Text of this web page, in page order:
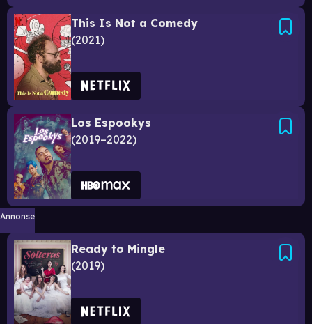
This Is Not a Comedy
2021
Los Espookys
2019–2022
Annonse
Ready to Mingle
2019